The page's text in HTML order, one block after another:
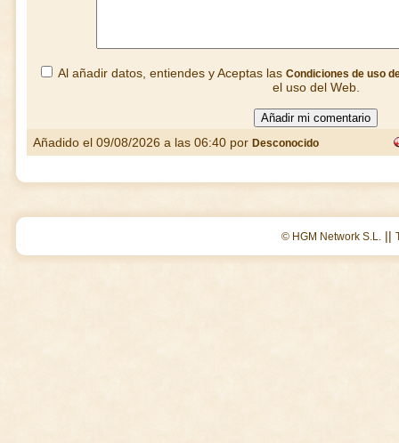
Al añadir datos, entiendes y Aceptas las Condiciones de uso
el uso del Web.
Añadido el 09/08/2026 a las 06:40 por Desconocido
© HGM Network S.L. ||